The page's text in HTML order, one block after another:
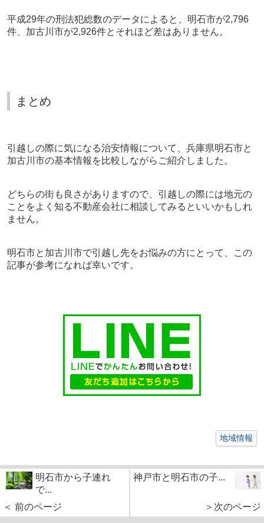
平成29年の刑法犯総数のデータによると、明石市が2,796
件、加古川市が2,926件とそれほど差はありません。
まとめ
引越しの際に気になる治安情報について、兵庫県明石市と
加古川市の基本情報を比較しながらご紹介しました。
どちらの街も良さがありますので、引越しの際には地元の
ことをよく知る不動産会社に相談してみるといいかもしれ
ません。
明石市と加古川市で引越し先をお悩みの方にとって、この
記事が参考になれば幸いです。
地域情報
明石市から子連れ
で...
＜ 前のページ
神戸市と明石市の子...
＞次のページ